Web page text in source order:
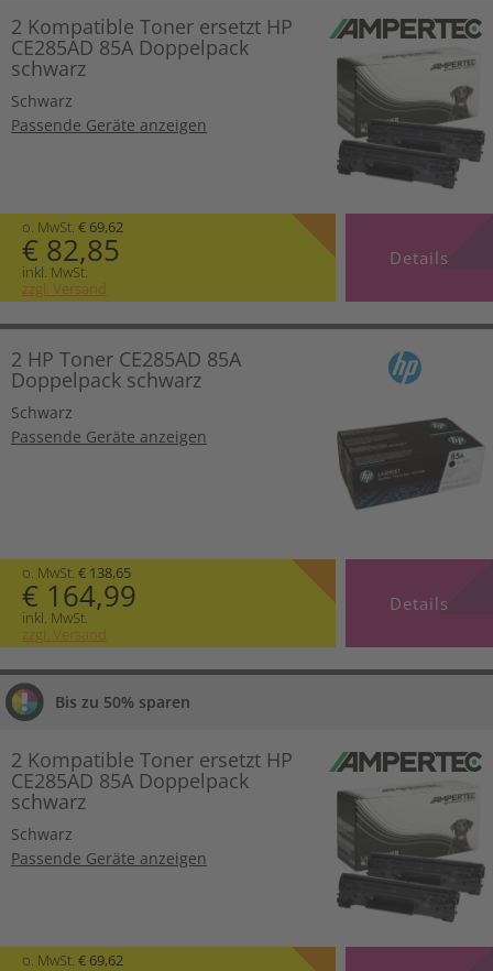
2 Kompatible Toner ersetzt HP
CE285AD 85A Doppelpack
schwarz
Schwarz
Passende Geräte anzeigen
o. MwSt. € 69,62
€ 82,85
inkl. MwSt.
zzgl. Versand
Details
2 HP Toner CE285AD 85A
Doppelpack schwarz
Schwarz
Passende Geräte anzeigen
o. MwSt. € 138,65
€ 164,99
inkl. MwSt.
zzgl. Versand
Details
Bis zu 50% sparen
2 Kompatible Toner ersetzt HP
CE285AD 85A Doppelpack
schwarz
Schwarz
Passende Geräte anzeigen
o. MwSt. € 69,62